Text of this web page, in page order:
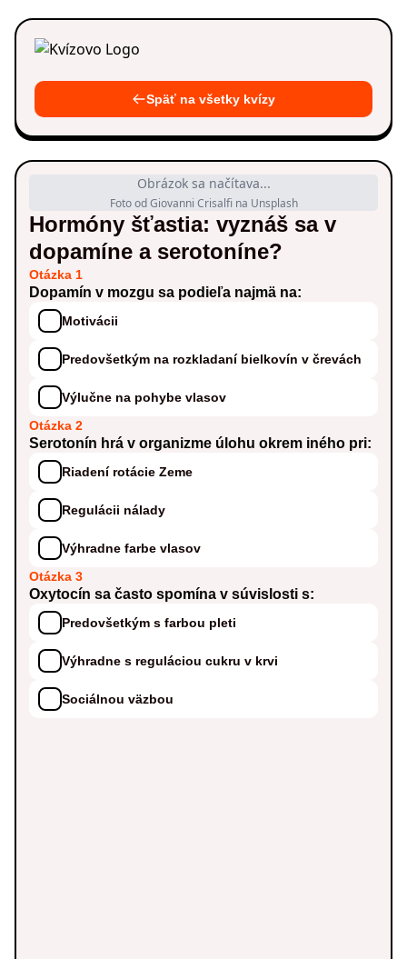
Späť na všetky kvízy
Obrázok sa načítava...
Foto od Giovanni Crisalfi na Unsplash
Hormóny šťastia: vyznáš sa v
dopamíne a serotoníne?
Otázka 1
Dopamín v mozgu sa podieľa najmä na:
Motivácii
Predovšetkým na rozkladaní bielkovín v črevách
Výlučne na pohybe vlasov
Otázka 2
Serotonín hrá v organizme úlohu okrem iného pri:
Riadení rotácie Zeme
Regulácii nálady
Výhradne farbe vlasov
Otázka 3
Oxytocín sa často spomína v súvislosti s:
Predovšetkým s farbou pleti
Výhradne s reguláciou cukru v krvi
Sociálnou väzbou